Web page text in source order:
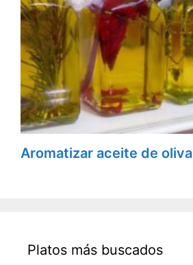
Aromatizar aceite de oliva
Platos más buscados